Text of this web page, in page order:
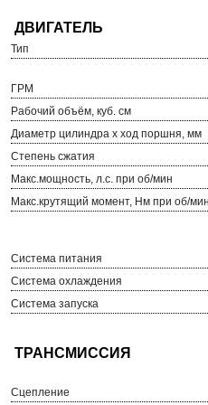
Тип
ГРМ
Рабочий объём, куб. см
Диаметр цилиндра х ход поршня, мм
Степень сжатия
Макс.мощность, л.с. при об/мин
Макс.крутящий момент, Нм при об/
Система питания
Система охлаждения
Система запуска
Сцепление